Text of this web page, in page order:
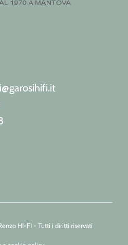
HI-FI - Tutti i diritti riservati